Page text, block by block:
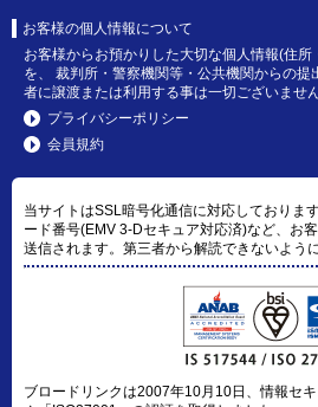
お客様の個人情報について
お客様からお預かりした大切な個人情報(住
を、 裁判所・警察機関等・公共機関からの提
者に譲渡または利用する事は一切ございません
プライバシーポリシー
会員規約
当サイトはSSL暗号化通信に対応しておりま
ード番号(EMV 3-Dセキュア対応済)など、お
送信されます。第三者から解読できないよう
ブロードリンクは2007年10月10日、情報セ